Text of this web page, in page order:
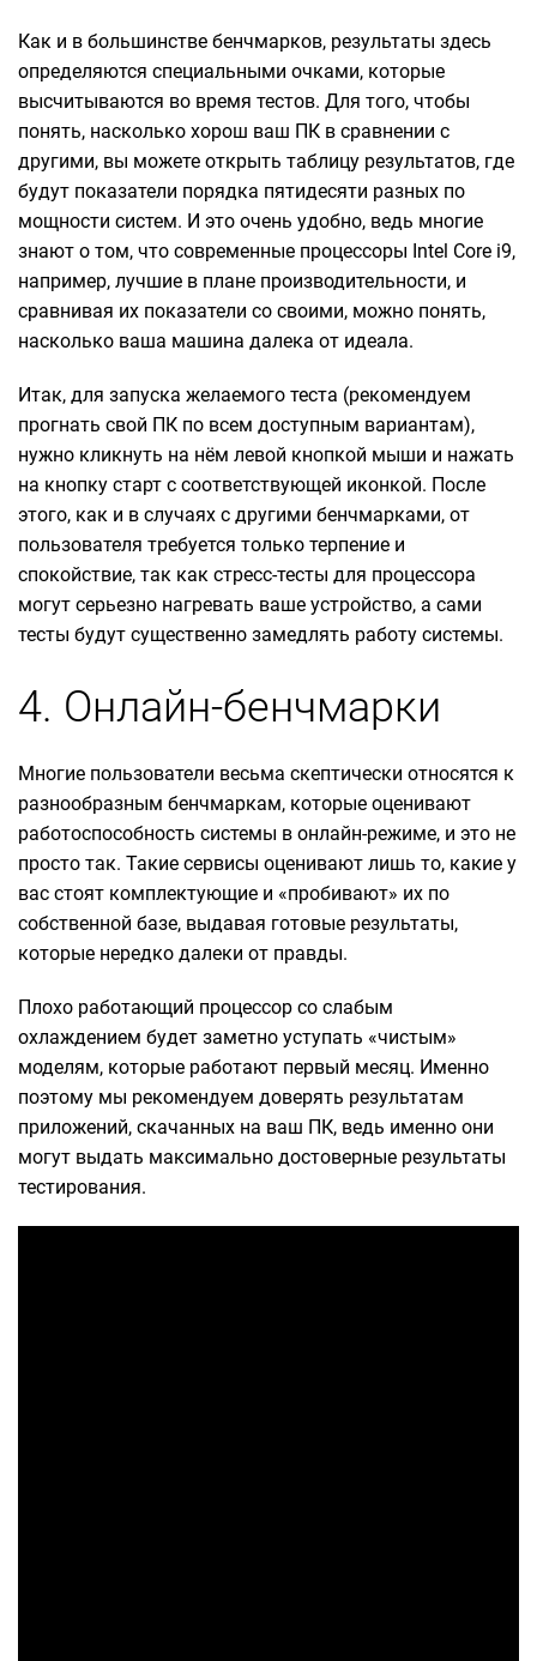
Как и в большинстве бенчмарков, результаты здесь
определяются специальными очками, которые
высчитываются во время тестов. Для того, чтобы
понять, насколько хорош ваш ПК в сравнении с
другими, вы можете открыть таблицу результатов, где
будут показатели порядка пятидесяти разных по
мощности систем. И это очень удобно, ведь многие
знают о том, что современные процессоры Intel Core i9,
например, лучшие в плане производительности, и
сравнивая их показатели со своими, можно понять,
насколько ваша машина далека от идеала.
Итак, для запуска желаемого теста (рекомендуем
прогнать свой ПК по всем доступным вариантам),
нужно кликнуть на нём левой кнопкой мыши и нажать
на кнопку старт с соответствующей иконкой. После
этого, как и в случаях с другими бенчмарками, от
пользователя требуется только терпение и
спокойствие, так как стресс-тесты для процессора
могут серьезно нагревать ваше устройство, а сами
тесты будут существенно замедлять работу системы.
4. Онлайн-бенчмарки
Многие пользователи весьма скептически относятся к
разнообразным бенчмаркам, которые оценивают
работоспособность системы в онлайн-режиме, и это не
просто так. Такие сервисы оценивают лишь то, какие у
вас стоят комплектующие и «пробивают» их по
собственной базе, выдавая готовые результаты,
которые нередко далеки от правды.
Плохо работающий процессор со слабым
охлаждением будет заметно уступать «чистым»
моделям, которые работают первый месяц. Именно
поэтому мы рекомендуем доверять результатам
приложений, скачанных на ваш ПК, ведь именно они
могут выдать максимально достоверные результаты
тестирования.